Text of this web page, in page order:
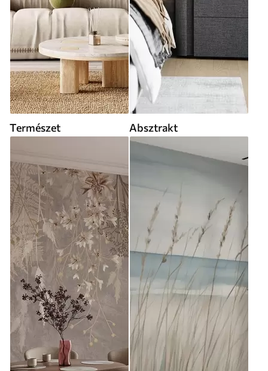
Természet Absztrakt